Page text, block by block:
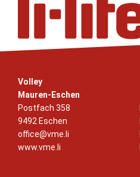
Volley
Mauren-Eschen
Postfach 358
9492 Eschen
office@vme.li
www.vme.li